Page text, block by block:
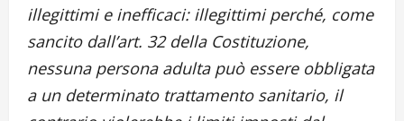
illegittimi e inefficaci: illegittimi perché, come
sancito dall’art. 32 della Costituzione,
nessuna persona adulta può essere obbligata
a un determinato trattamento sanitario, il